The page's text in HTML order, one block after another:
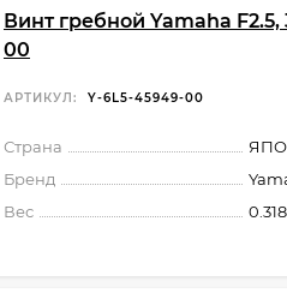
Винт гребной Yamaha
00
АРТИКУЛ: Y-6L5-45949-00
Страна
Бренд
Вес